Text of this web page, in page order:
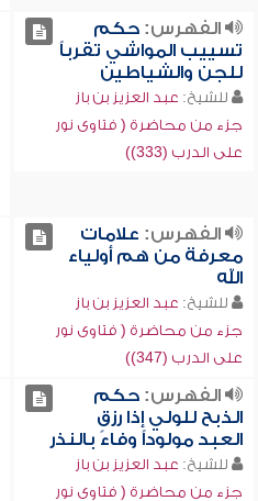
الفهرس:حكم
تسييب المواشي تقرباً
للجن والشياطين
للشيخ: عبد العزيز بن باز
جزء من محاضرة ( فتاوى نور
على الدرب (333))
الفهرس: علامات
معرفة من هم أولياء
الله
للشيخ: عبد العزيز بن باز
جزء من محاضرة ( فتاوى نور
على الدرب (347))
الفهرس:حكم
الذبح للولي إذا رزق
العبد مولوداً وفاءً بالنذر
للشيخ: عبد العزيز بن باز
جزء من محاضرة ( فتاوى نور